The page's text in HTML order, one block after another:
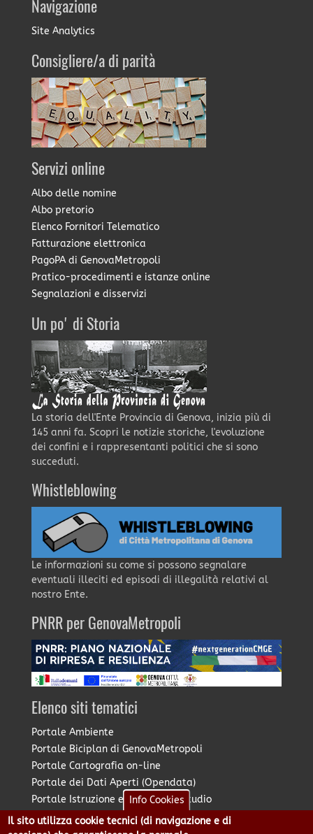
Navigazione
Site Analytics
Consigliere/a di parità
Servizi online
Albo delle nomine
Albo pretorio
Elenco Fornitori Telematico
Fatturazione elettronica
PagoPA di GenovaMetropoli
Pratico-procedimenti e istanze online
Segnalazioni e disservizi
Un po' di Storia
La storia dell'Ente Provincia di Genova, inizia più di
145 anni fa. Scopri le notizie storiche, l'evoluzione
dei confini e i rappresentanti politici che si sono
succeduti.
Whistleblowing
Le informazioni su come si possono segnalare
eventuali illeciti ed episodi di illegalità relativi al
nostro Ente.
PNRR per GenovaMetropoli
Elenco siti tematici
Portale Ambiente
Portale Biciplan di GenovaMetropoli
Portale Cartografia on-line
Portale dei Dati Aperti (Opendata)
Portale Istruzione e Diritto allo Studio
Portale Marketing Territoriale
Info Cookies
Il sito utilizza cookie tecnici (di navigazione e di